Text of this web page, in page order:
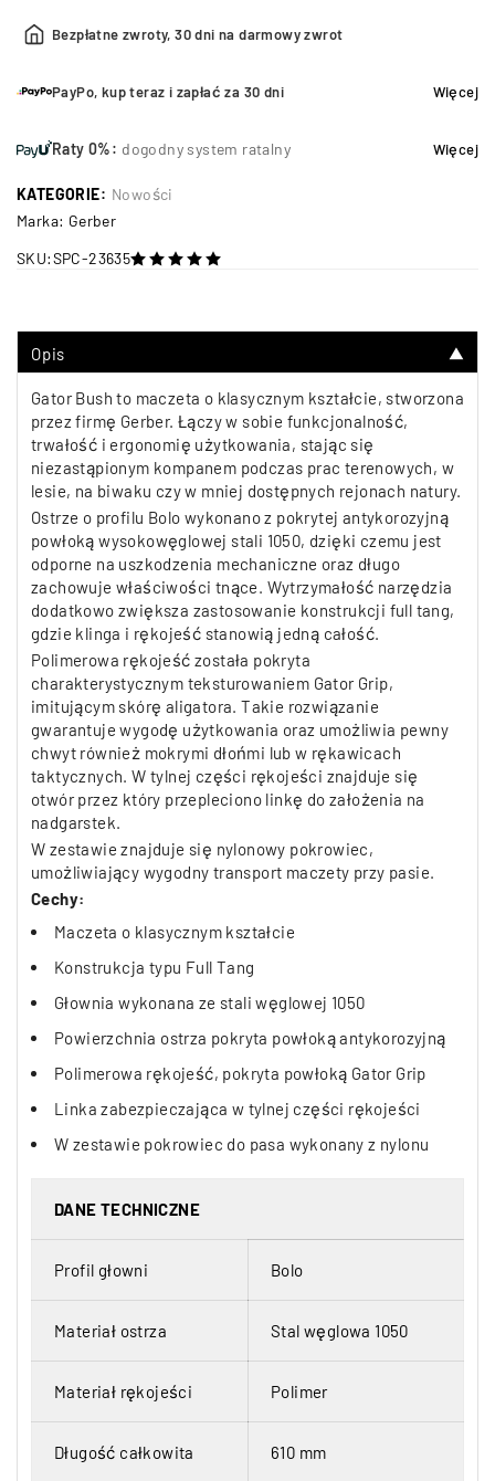
Bezpłatne zwroty, 30 dni na darmowy zwrot
PayPo, kup teraz i zapłać za 30 dni Więcej
Raty 0%: dogodny system ratalny Więcej
KATEGORIE: Nowości
Marka: Gerber
SKU:SPC-23635
Opis ▼
Gator Bush to maczeta o klasycznym kształcie, stworzona
przez firmę Gerber. Łączy w sobie funkcjonalność,
trwałość i ergonomię użytkowania, stając się
niezastąpionym kompanem podczas prac terenowych, w
lesie, na biwaku czy w mniej dostępnych rejonach natury.
Ostrze o profilu Bolo wykonano z pokrytej antykorozyjną
powłoką wysokowęglowej stali 1050, dzięki czemu jest
odporne na uszkodzenia mechaniczne oraz długo
zachowuje właściwości tnące. Wytrzymałość narzędzia
dodatkowo zwiększa zastosowanie konstrukcji full tang,
gdzie klinga i rękojeść stanowią jedną całość.
Polimerowa rękojeść została pokryta
charakterystycznym teksturowaniem Gator Grip,
imitującym skórę aligatora. Takie rozwiązanie
gwarantuje wygodę użytkowania oraz umożliwia pewny
chwyt również mokrymi dłońmi lub w rękawicach
taktycznych. W tylnej części rękojeści znajduje się
otwór przez który przepleciono linkę do założenia na
nadgarstek.
W zestawie znajduje się nylonowy pokrowiec,
umożliwiający wygodny transport maczety przy pasie.
Cechy:
Maczeta o klasycznym kształcie
Konstrukcja typu Full Tang
Głownia wykonana ze stali węglowej 1050
Powierzchnia ostrza pokryta powłoką antykorozyjną
Polimerowa rękojeść, pokryta powłoką Gator Grip
Linka zabezpieczająca w tylnej części rękojeści
W zestawie pokrowiec do pasa wykonany z nylonu
DANE TECHNICZNE
Profil głowni Bolo
Materiał ostrza Stal węglowa 1050
Materiał rękojeści Polimer
Długość całkowita 610 mm